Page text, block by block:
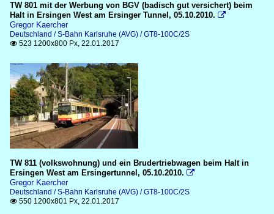
TW 801 mit der Werbung von BGV (badisch gut versichert) beim
Halt in Ersingen West am Ersinger Tunnel, 05.10.2010. 
Gregor Kaercher
Deutschland / S-Bahn Karlsruhe (AVG) / GT8-100C/2S
 523 1200x800 Px, 22.01.2017
TW 811 (volkswohnung) und ein Brudertriebwagen beim Halt in
Ersingen West am Ersingertunnel, 05.10.2010. 
Gregor Kaercher
Deutschland / S-Bahn Karlsruhe (AVG) / GT8-100C/2S
 550 1200x801 Px, 22.01.2017